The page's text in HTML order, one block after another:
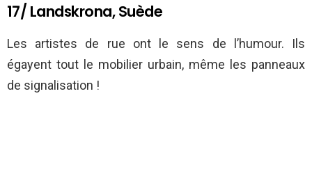
17/ Landskrona, Suède
Les artistes de rue ont le sens de l’humour. Ils
égayent tout le mobilier urbain, même les panneaux
de signalisation !